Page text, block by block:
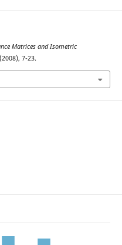
Matrices and Isometric
7-23.